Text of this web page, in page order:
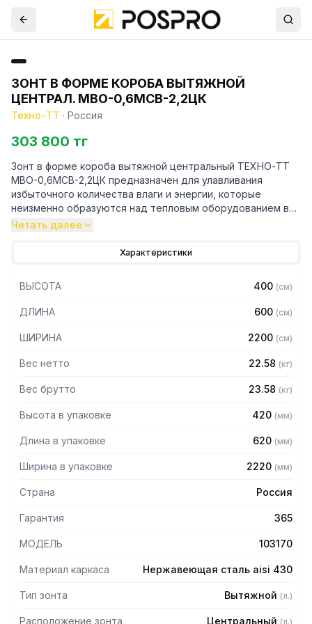
ЗОНТ В ФОРМЕ КОРОБА ВЫТЯЖНОЙ
ЦЕНТРАЛ. МВО-0,6МСВ-2,2ЦК
Техно-ТТ · Россия
303 800 тг
Зонт в форме короба вытяжной центральный ТЕХНО-ТТ
МВО-0,6МСВ-2,2ЦК предназначен для улавливания
избыточного количества влаги и энергии, которые
неизменно образуются над тепловым оборудованием в
процессе готовки.
Кроме того, зонт втягивает в себя продукты сгорания и
оборудование формирует микроклимат в помещении и
защищает сотрудников горячего цеха.
Особенности:
— Вытяжной центральный в форме короба
— Материал: нержавеющая сталь AISI 430 толщиной
— С лабиринтными фильтрами (жироуловителями)
Читать далее
Характеристики
ВЫСОТА 400 (см)
ДЛИНА 600 (см)
ШИРИНА 2200 (см)
Вес нетто 22.58 (кг)
Вес брутто 23.58 (кг)
Высота в упаковке 420 (мм)
Длина в упаковке 620 (мм)
Ширина в упаковке 2220 (мм)
Страна Россия
Гарантия 365
МОДЕЛЬ 103170
Материал каркаса Нержавеющая сталь aisi 430
Тип зонта Вытяжной (л.)
Расположение зонта Центральный (л.)